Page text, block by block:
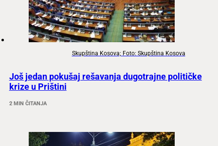
Skupština Kosova; Foto: Skupština Kosova
Još jedan pokušaj rešavanja dugotrajne političke
krize u Prištini
2 MIN ČITANJA